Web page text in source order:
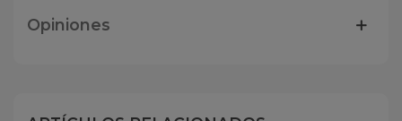
Opiniones